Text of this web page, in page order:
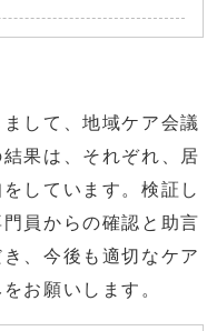
して、地域ケア会議
果は、それぞれ、居
しています。検証し
員からの確認と助言
、今後も適切なケア
お願いします。